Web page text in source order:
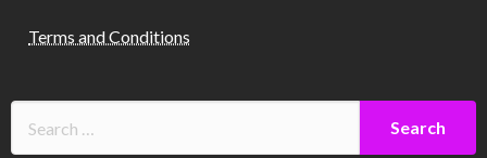
Terms and Conditions